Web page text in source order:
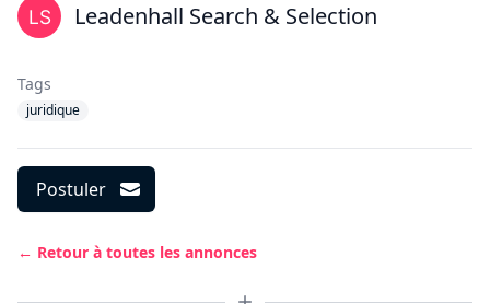
Leadenhall Search & Selection
Tags
juridique
Postuler
← Retour à toutes les annonces